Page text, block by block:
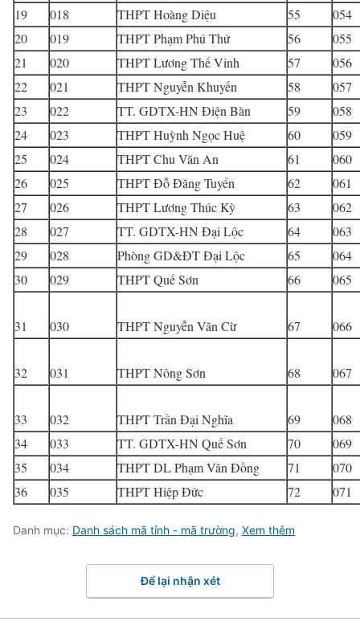
19
018 THPT Hoàng Diệu 55
054
20
019 THPT Phạm Phú Thứ 56
055
21
020 THPT Lương Thế Vinh 57
056
22
021 THPT Nguyễn Khuyến 58
057
23
022 TT. GDTX-HN Điện Bàn 59
058
24
023 THPT Huỳnh Ngọc Huệ 60
059
25
024 THPT Chu Văn An 61
060
26
025 THPT Đỗ Đăng Tuyển 62
061
27
026 THPT Lương Thúc Kỳ 63
062
28
027 TT. GDTX-HN Đại Lộc 64
063
29
028 Phòng GD&ĐT Đại Lộc 65
064
30
029 THPT Quế Sơn 66 065
31 030 THPT Nguyễn Văn Cừ 67 066
32 031 THPT Nông Sơn 68 067
33 032 THPT Trần Đại Nghĩa 69
068
34
033 TT. GDTX-HN Quế Sơn 70
069
35
034 THPT DL Phạm Văn Đồng 71
070
36
035 THPT Hiệp Đức 72 071
Danh mục: Danh sách mã tỉnh - mã trường, Xem thêm
Để lại nhận xét